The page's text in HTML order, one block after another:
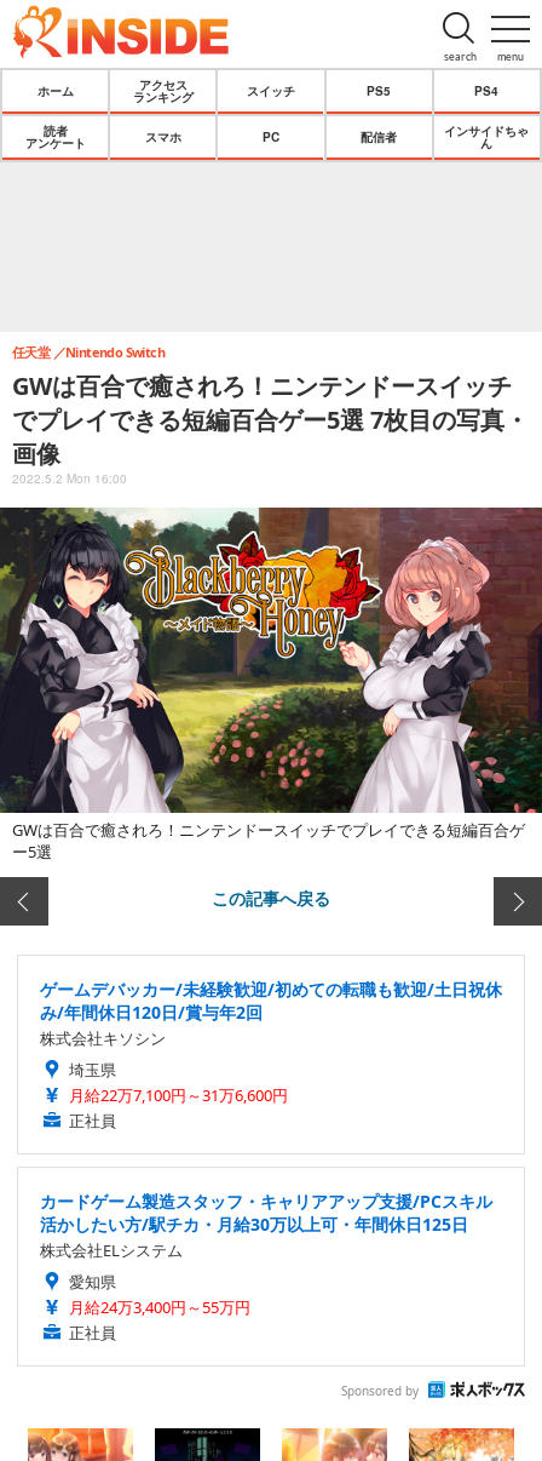
menu
search
ホーム
アクセス
ランキング
スイッチ PS5 PS4
読者
アンケート
スマホ PC 配信者
インサイドちゃ
ん
GWは百合で癒されろ！ニンテンドースイッチ
でプレイできる短編百合ゲー5選 7枚目の写真・
画像
任天堂 Nintendo Switch
2022.5.2 Mon 16:00
GWは百合で癒されろ！ニンテンドースイッチでプレイできる短編百合ゲ
ー5選
この記事へ戻る
ゲームデバッカー/未経験歓迎/初めての転職も歓迎/土日祝休
み/年間休日120日/賞与年2回
株式会社キソシン
埼玉県
月給22万7,100円～31万6,600円
正社員
カードゲーム製造スタッフ・キャリアアップ支援/PCスキル
活かしたい方/駅チカ・月給30万以上可・年間休日125日
株式会社ELシステム
愛知県
月給24万3,400円～55万円
正社員
Sponsored by